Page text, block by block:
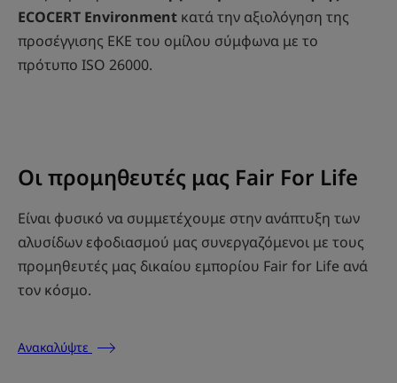
ECOCERT Environment κατά την αξιολόγηση της
προσέγγισης ΕΚΕ του ομίλου σύμφωνα με το
πρότυπο ISO 26000.
Οι προμηθευτές μας Fair For Life
Είναι φυσικό να συμμετέχουμε στην ανάπτυξη των
αλυσίδων εφοδιασμού μας συνεργαζόμενοι με τους
προμηθευτές μας δικαίου εμπορίου Fair for Life ανά
τον κόσμο.
Ανακαλύψτε